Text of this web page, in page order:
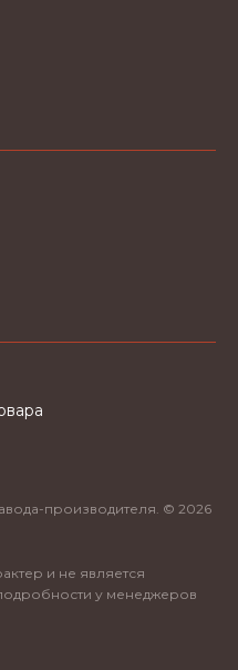
производителя. © 2026
и не является
у менеджеров